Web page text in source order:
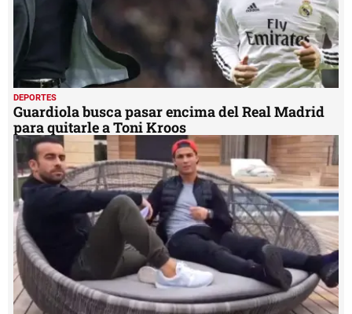
DEPORTES
Guardiola busca pasar encima del Real Madrid
para quitarle a Toni Kroos